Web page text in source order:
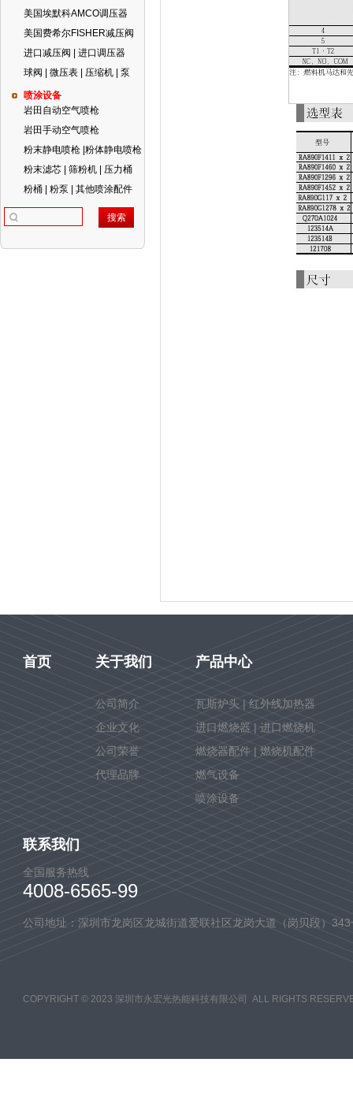
美国埃默科AMCO调压器
美国费希尔FISHER减压阀
进口减压阀 | 进口调压器
球阀 | 微压表 | 压缩机 | 泵
喷涂设备
岩田自动空气喷枪
岩田手动空气喷枪
粉末静电喷枪 |粉体静电喷枪
粉末滤芯 | 筛粉机 | 压力桶
粉桶 | 粉泵 | 其他喷涂配件
首页 关于我们
公司简介
企业文化
公司荣誉
代理品牌
产品中心
瓦斯炉头 | 红外线加热器
进口燃烧器 | 进口燃烧机
燃烧器配件 | 燃烧机配件
燃气设备
喷涂设备
联系我们
全国服务热线
4008-6565-99
公司地址：深圳市龙岗区龙城街道爱联社区龙岗大道（岗贝段）343
COPYRIGHT © 2023 深圳市永宏光热能科技有限公司 ALL RIGHTS